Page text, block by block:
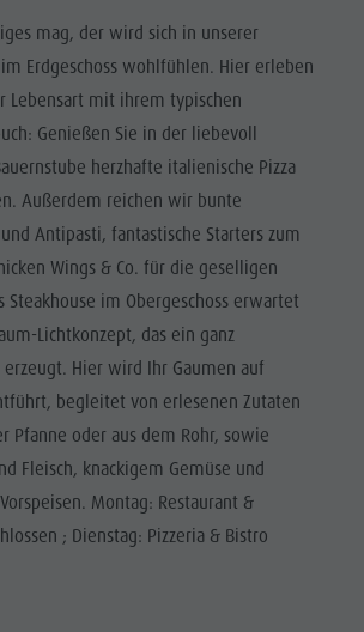
&
&
Kinder
Info A-Z
Service
mag, der wird sich in unserer
Erdgeschoss wohlfühlen. Hier erleben
Lebensart mit ihrem typischen
Genießen Sie in der liebevoll
herzhafte italienische Pizza
Außerdem reichen wir bunte
Antipasti, fantastische Starters zum
Wings & Co. für die geselligen
Steakhouse im Obergeschoss erwartet
Lichtkonzept, das ein ganz
erzeugt. Hier wird Ihr Gaumen auf
begleitet von erlesenen Zutaten
Pfanne oder aus dem Rohr, sowie
Fleisch, knackigem Gemüse und
Montag: Restaurant &
; Dienstag: Pizzeria & Bistro